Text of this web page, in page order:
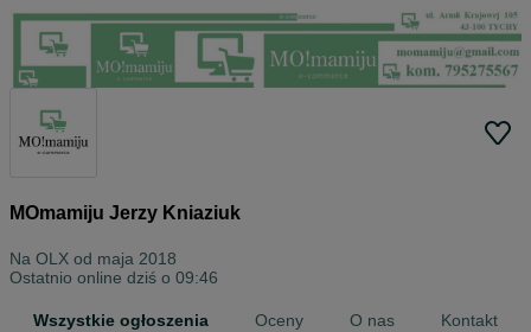
MOmamiju Jerzy Kniaziuk
Na OLX od maja 2018
Ostatnio online dziś o 09:46
Wszystkie ogłoszenia Oceny O nas Kontakt